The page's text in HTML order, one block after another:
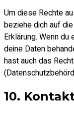
Um diese Rechte
beziehe dich auf
Erklärung. Wenn
deine Daten
hast auch das
10.